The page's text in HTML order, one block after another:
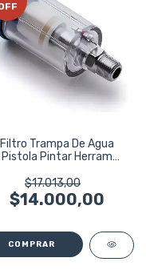
Filtro Trampa De Agua
Pistola Pintar Herram
$17.013,00
$14.000,00